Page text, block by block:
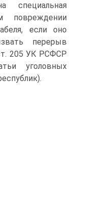
специальная
повреждении
если оно
перерыв
205 УК РСФСР
уголовных